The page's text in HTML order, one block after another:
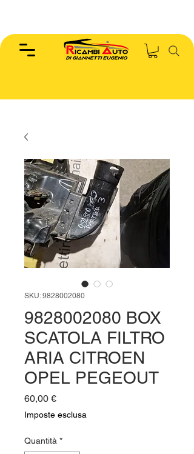
SKU: 9828002080
9828002080 BOX
SCATOLA FILTRO
ARIA CITROEN
OPEL PEGEOUT
60,00 €Prezzo
Imposte esclusa
Quantità *